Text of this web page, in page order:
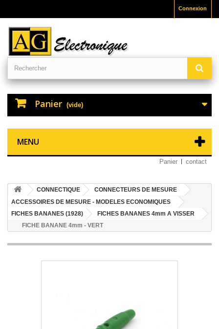
Connexion
Panier (vide)
MENU
Panier contact
CONNECTIQUE
CONNECTEURS DE MESURE
ACCESSOIRES DE MESURE - MODELES ECONOMIQUES
FICHES BANANES (1928)
FICHES BANANES 4mm A VISSER
FICHE BANANE 4mm - VERT